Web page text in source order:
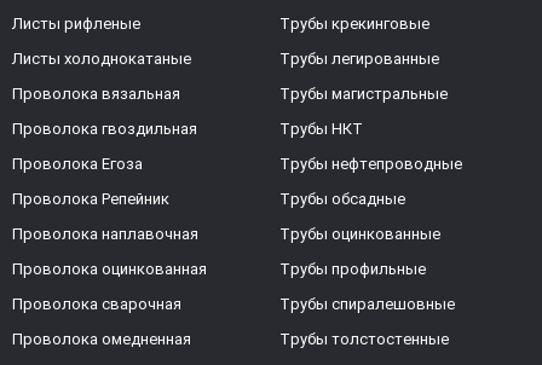
Листы рифленые
Листы холоднокатаные
Проволока вязальная
Проволока гвоздильная
Проволока Егоза
Проволока Репейник
Проволока наплавочная
Проволока оцинкованная
Проволока сварочная
Проволока омедненная
Трубы крекинговые
Трубы легированные
Трубы магистральные
Трубы НКТ
Трубы нефтепроводные
Трубы обсадные
Трубы оцинкованные
Трубы профильные
Трубы спиралешовные
Трубы толстостенные